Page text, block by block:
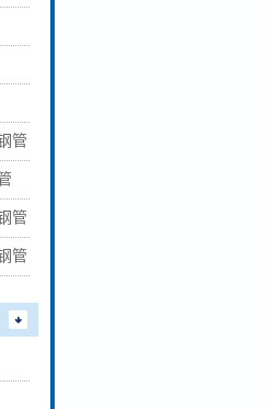
管
管
管